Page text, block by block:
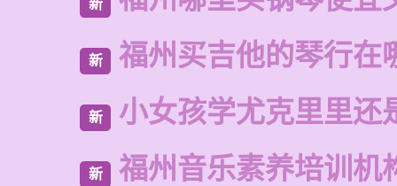
新
新 福州买吉他的琴行在
新 小女孩学尤克里里还
新 福州音乐素养培训机